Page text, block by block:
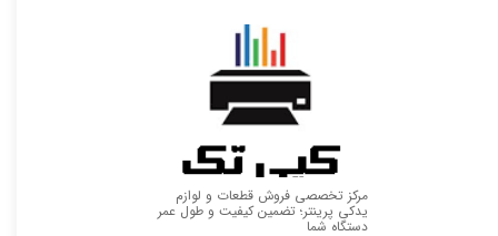
مرکز تخصصی فروش قطعات و لوازم
یدکی پرینتر؛ تضمین کیفیت و طول عمر
دستگاه شما